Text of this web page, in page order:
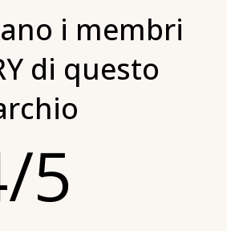
i membri
di questo
5